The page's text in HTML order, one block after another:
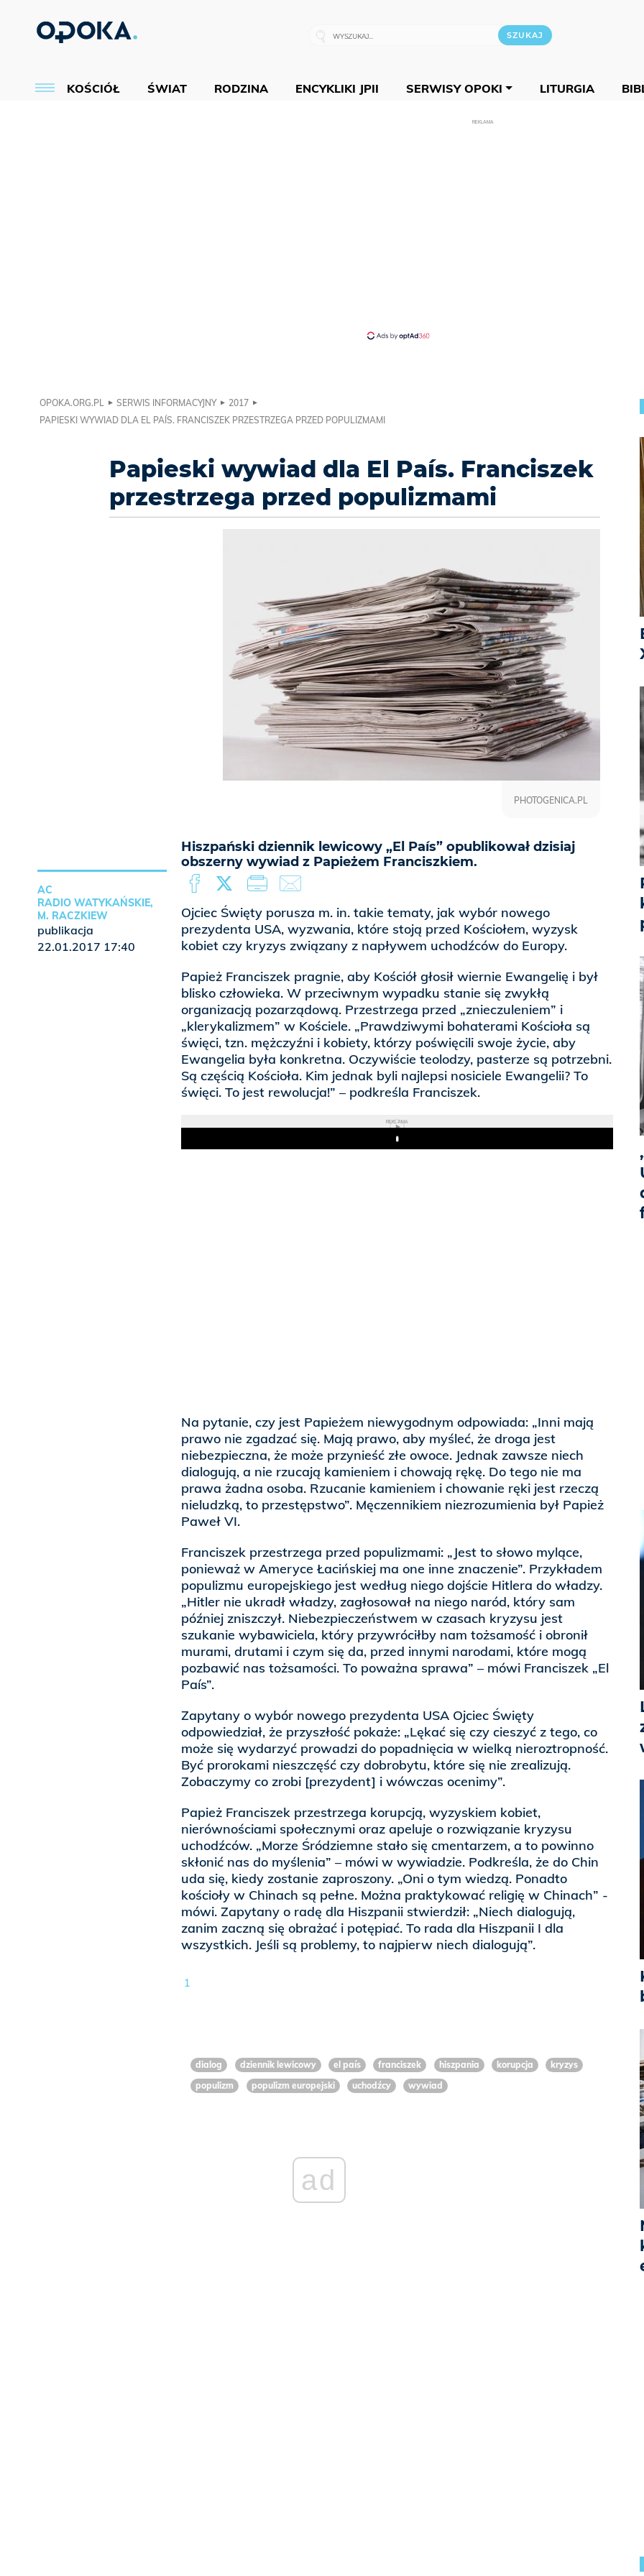
KOŚCIÓŁ ŚWIAT RODZINA ENCYKLIKI JPII SERWISY OPOKI LITURGIA
REKLAMA
OPOKA.ORG.PL SERWIS INFORMACYJNY
2017
PAPIESKI WYWIAD DLA EL PAÍS. FRANCISZEK PRZESTRZEGA PRZED POPULIZMAMI
Papieski wywiad dla El País. Franciszek
przestrzega przed populizmami
Hiszpański dziennik lewicowy „El País” opublikował dzisiaj
obszerny wywiad z Papieżem Franciszkiem.
PHOTOGENICA.PL
Ojciec Święty porusza m. in. takie tematy, jak wybór nowego
prezydenta USA, wyzwania, które stoją przed Kościołem, wyzysk
kobiet czy kryzys związany z napływem uchodźców do Europy.
Papież Franciszek pragnie, aby Kościół głosił wiernie Ewangelię i był
blisko człowieka. W przeciwnym wypadku stanie się zwykłą
organizacją pozarządową. Przestrzega przed „znieczuleniem” i
„klerykalizmem” w Kościele. „Prawdziwymi bohaterami Kościoła są
święci, tzn. mężczyźni i kobiety, którzy poświęcili swoje życie, aby
Ewangelia była konkretna. Oczywiście teolodzy, pasterze są potrzebni.
Są częścią Kościoła. Kim jednak byli najlepsi nosiciele Ewangelii? To
święci. To jest rewolucja!” – podkreśla Franciszek.
REKLAMA
Play
Na pytanie, czy jest Papieżem niewygodnym odpowiada: „Inni mają
prawo nie zgadzać się. Mają prawo, aby myśleć, że droga jest
niebezpieczna, że może przynieść złe owoce. Jednak zawsze niech
dialogują, a nie rzucają kamieniem i chowają rękę. Do tego nie ma
prawa żadna osoba. Rzucanie kamieniem i chowanie ręki jest rzeczą
nieludzką, to przestępstwo”. Męczennikiem niezrozumienia był Papież
Paweł VI.
Franciszek przestrzega przed populizmami: „Jest to słowo mylące,
ponieważ w Ameryce Łacińskiej ma one inne znaczenie”. Przykładem
populizmu europejskiego jest według niego dojście Hitlera do władzy.
„Hitler nie ukradł władzy, zagłosował na niego naród, który sam
później zniszczył. Niebezpieczeństwem w czasach kryzysu jest
szukanie wybawiciela, który przywróciłby nam tożsamość i obronił
murami, drutami i czym się da, przed innymi narodami, które mogą
pozbawić nas tożsamości. To poważna sprawa” – mówi Franciszek „El
País”.
Zapytany o wybór nowego prezydenta USA Ojciec Święty
odpowiedział, że przyszłość pokaże: „Lękać się czy cieszyć z tego, co
może się wydarzyć prowadzi do popadnięcia w wielką nieroztropność.
Być prorokami nieszczęść czy dobrobytu, które się nie zrealizują.
Zobaczymy co zrobi [prezydent] i wówczas ocenimy”.
Papież Franciszek przestrzega korupcją, wyzyskiem kobiet,
nierównościami społecznymi oraz apeluje o rozwiązanie kryzysu
uchodźców. „Morze Śródziemne stało się cmentarzem, a to powinno
skłonić nas do myślenia” – mówi w wywiadzie. Podkreśla, że do Chin
uda się, kiedy zostanie zaproszony. „Oni o tym wiedzą. Ponadto
kościoły w Chinach są pełne. Można praktykować religię w Chinach” -
mówi. Zapytany o radę dla Hiszpanii stwierdził: „Niech dialogują,
zanim zaczną się obrażać i potępiać. To rada dla Hiszpanii I dla
wszystkich. Jeśli są problemy, to najpierw niech dialogują”.
1
AC
RADIO WATYKAŃSKIE,
M. RACZKIEW
publikacja
22.01.2017 17:40
dialog dziennik lewicowy el país franciszek hiszpania korupcja
kryzys
populizm
populizm europejski uchodźcy wywiad
ad